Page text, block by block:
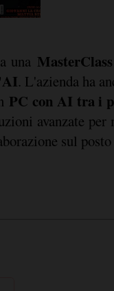
una
. L'azienda ha
PC con AI tra i
avanzate
sul